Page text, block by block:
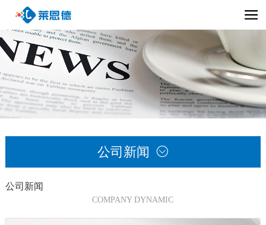
公司新闻 
公司新闻
COMPANY DYNAMIC